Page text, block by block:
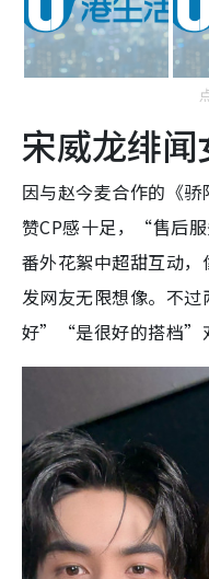
宋威龙绯
因与赵今麦合作的《
赞CP感十足，“售后
番外花絮中超甜互动
发网友无限想像。不
好”“是很好的搭档”